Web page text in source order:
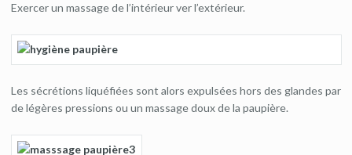
Exercer un massage de l’intérieur ver l’extérieur.
Les sécrétions liquéfiées sont alors expulsées hors des glandes par
de légères pressions ou un massage doux de la paupière.